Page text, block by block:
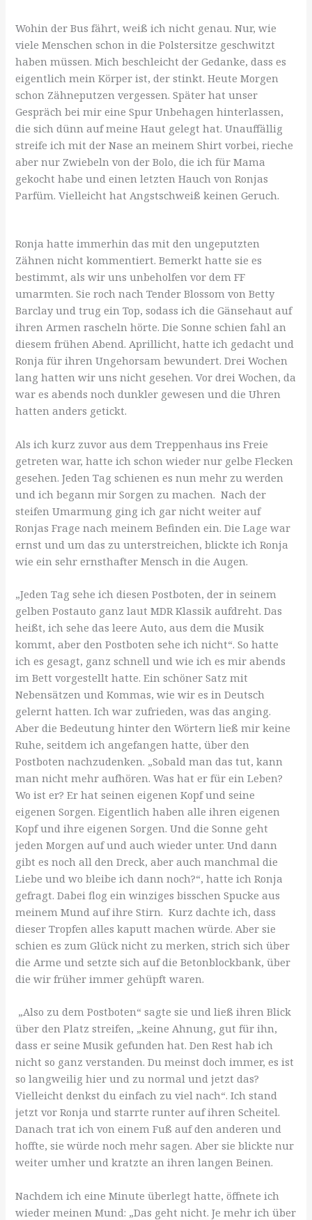
Wohin der Bus fährt, weiß ich nicht genau. Nur, wie
viele Menschen schon in die Polstersitze geschwitzt
haben müssen. Mich beschleicht der Gedanke, dass es
eigentlich mein Körper ist, der stinkt. Heute Morgen
schon Zähneputzen vergessen. Später hat unser
Gespräch bei mir eine Spur Unbehagen hinterlassen,
die sich dünn auf meine Haut gelegt hat. Unauffällig
streife ich mit der Nase an meinem Shirt vorbei, rieche
aber nur Zwiebeln von der Bolo, die ich für Mama
gekocht habe und einen letzten Hauch von Ronjas
Parfüm. Vielleicht hat Angstschweiß keinen Geruch.
Ronja hatte immerhin das mit den ungeputzten
Zähnen nicht kommentiert. Bemerkt hatte sie es
bestimmt, als wir uns unbeholfen vor dem FF
umarmten. Sie roch nach Tender Blossom von Betty
Barclay und trug ein Top, sodass ich die Gänsehaut auf
ihren Armen rascheln hörte. Die Sonne schien fahl an
diesem frühen Abend. Aprillicht, hatte ich gedacht und
Ronja für ihren Ungehorsam bewundert. Drei Wochen
lang hatten wir uns nicht gesehen. Vor drei Wochen, da
war es abends noch dunkler gewesen und die Uhren
hatten anders getickt.
Als ich kurz zuvor aus dem Treppenhaus ins Freie
getreten war, hatte ich schon wieder nur gelbe Flecken
gesehen. Jeden Tag schienen es nun mehr zu werden
und ich begann mir Sorgen zu machen. Nach der
steifen Umarmung ging ich gar nicht weiter auf
Ronjas Frage nach meinem Befinden ein. Die Lage war
ernst und um das zu unterstreichen, blickte ich Ronja
wie ein sehr ernsthafter Mensch in die Augen.
„Jeden Tag sehe ich diesen Postboten, der in seinem
gelben Postauto ganz laut MDR Klassik aufdreht. Das
heißt, ich sehe das leere Auto, aus dem die Musik
kommt, aber den Postboten sehe ich nicht“. So hatte
ich es gesagt, ganz schnell und wie ich es mir abends
im Bett vorgestellt hatte. Ein schöner Satz mit
Nebensätzen und Kommas, wie wir es in Deutsch
gelernt hatten. Ich war zufrieden, was das anging.
Aber die Bedeutung hinter den Wörtern ließ mir keine
Ruhe, seitdem ich angefangen hatte, über den
Postboten nachzudenken. „Sobald man das tut, kann
man nicht mehr aufhören. Was hat er für ein Leben?
Wo ist er? Er hat seinen eigenen Kopf und seine
eigenen Sorgen. Eigentlich haben alle ihren eigenen
Kopf und ihre eigenen Sorgen. Und die Sonne geht
jeden Morgen auf und auch wieder unter. Und dann
gibt es noch all den Dreck, aber auch manchmal die
Liebe und wo bleibe ich dann noch?“, hatte ich Ronja
gefragt. Dabei flog ein winziges bisschen Spucke aus
meinem Mund auf ihre Stirn. Kurz dachte ich, dass
dieser Tropfen alles kaputt machen würde. Aber sie
schien es zum Glück nicht zu merken, strich sich über
die Arme und setzte sich auf die Betonblockbank, über
die wir früher immer gehüpft waren.
„Also zu dem Postboten“ sagte sie und ließ ihren Blick
über den Platz streifen, „keine Ahnung, gut für ihn,
dass er seine Musik gefunden hat. Den Rest hab ich
nicht so ganz verstanden. Du meinst doch immer, es ist
so langweilig hier und zu normal und jetzt das?
Vielleicht denkst du einfach zu viel nach“. Ich stand
jetzt vor Ronja und starrte runter auf ihren Scheitel.
Danach trat ich von einem Fuß auf den anderen und
hoffte, sie würde noch mehr sagen. Aber sie blickte nur
weiter umher und kratzte an ihren langen Beinen.
Nachdem ich eine Minute überlegt hatte, öffnete ich
wieder meinen Mund: „Das geht nicht. Je mehr ich über